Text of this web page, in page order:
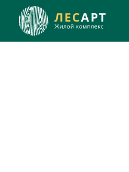
2-комнатная65.35 м